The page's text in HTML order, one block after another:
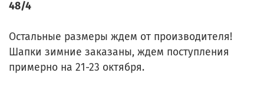
48/4
Остальные размеры ждем от производителя!
Шапки зимние заказаны, ждем поступления
примерно на 21-23 октября.